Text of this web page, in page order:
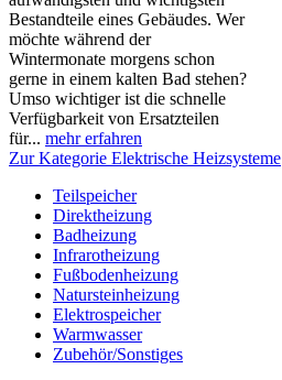
Bestandteile eines Gebäudes. Wer
möchte während der
Wintermonate morgens schon
gerne in einem kalten Bad stehen?
Umso wichtiger ist die schnelle
Verfügbarkeit von Ersatzteilen
für... mehr erfahren
Zur Kategorie Elektrische Heizsysteme
Teilspeicher
Direktheizung
Badheizung
Infrarotheizung
Fußbodenheizung
Natursteinheizung
Elektrospeicher
Warmwasser
Zubehör/Sonstiges